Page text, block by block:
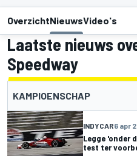
OverzichtNieuwsVideo's
Laatste nieuws
Speedway
KAMPIOENSCHAP
INDYCAR6 apr
Legge 'onder
test ter